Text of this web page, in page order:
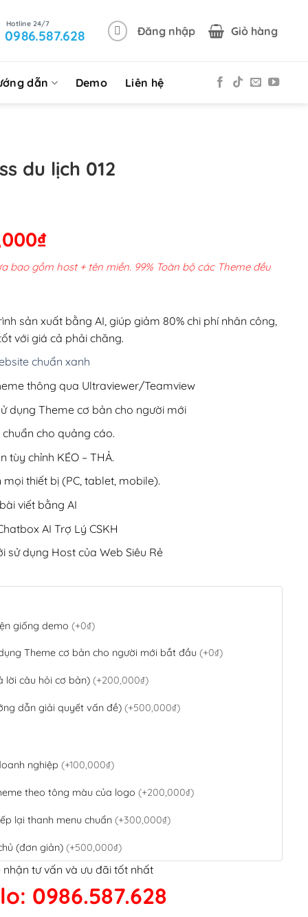
0986.587.628 Đăng nhập Giỏ hàng
dẫn Demo Liên hệ
du lịch 012
₫Giá
hiện
tại
220,000₫.
bao gồm host + tên miền. 99% Toàn bộ các Theme đều
sản xuất bằng AI, giúp giảm 80% chi phí nhân công,
với giá cả phải chăng.
chuẩn xanh
thông qua Ultraviewer/Teamview
dụng Theme cơ bản cho người mới
chuẩn cho quảng cáo.
tùy chỉnh KÉO – THẢ.
thiết bị (PC, tablet, mobile).
viết bằng AI
AI Trợ Lý CSKH
sử dụng Host của Web Siêu Rẻ
giống demo (+0₫)
Theme cơ bản cho người mới bắt đầu (+0₫)
lời câu hỏi cơ bản) (+200,000₫)
dẫn giải quyết vấn đề) (+500,000₫)
nghiệp (+100,000₫)
theo tông màu của logo (+200,000₫)
lại thanh menu chuẩn (+300,000₫)
(đơn giản) (+500,000₫)
Code ngân hàng(+100,000₫)
kết google, cập nhật sitemap(+50,000₫)
tư vấn và ưu đãi tốt nhất
0986.587.628